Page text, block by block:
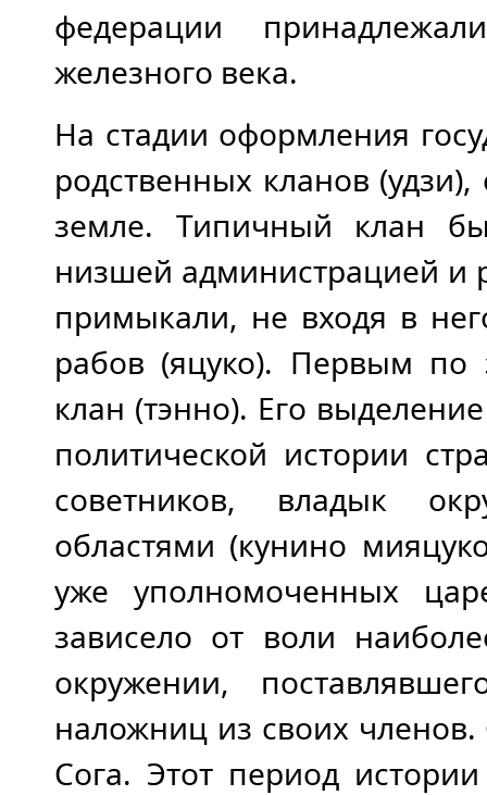
федерации
железного века.
На стадии оформления
родственных кланов
земле. Типичный клан
низшей администрацией
примыкали, не входя в
рабов (яцуко). Первым по
клан (тэнно). Его
политической истории
советников, владык
областями (кунино
уже уполномоченных
зависело от воли
окружении,
наложниц из своих членов.
Сога. Этот период